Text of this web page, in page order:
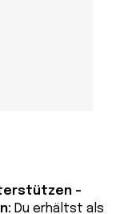
–
Du erhältst als